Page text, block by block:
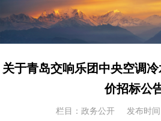
关于青岛交响乐团中央空调
价招标公
栏目：政务公开 发布时